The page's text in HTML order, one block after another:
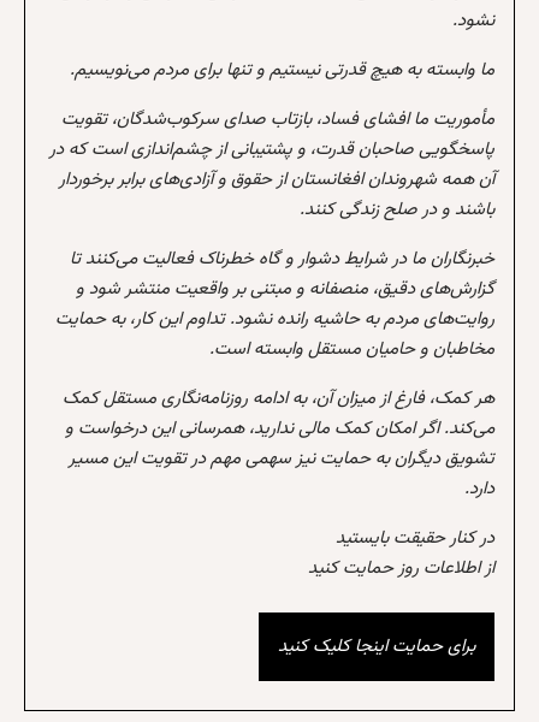
نشود.
ما وابسته به هیچ قدرتی نیستیم و تنها برای مردم می‌نویسیم.
مأموریت ما افشای فساد، بازتاب صدای سرکوب‌شدگان، تقویت
پاسخگویی صاحبان قدرت، و پشتیبانی از چشم‌اندازی است که در
آن همه شهروندان افغانستان از حقوق و آزادی‌های برابر برخوردار
باشند و در صلح زندگی کنند.
خبرنگاران ما در شرایط دشوار و گاه خطرناک فعالیت می‌کنند تا
گزارش‌های دقیق، منصفانه و مبتنی بر واقعیت منتشر شود و
روایت‌های مردم به حاشیه رانده نشود. تداوم این کار، به حمایت
مخاطبان و حامیان مستقل وابسته است.
هر کمک، فارغ از میزان آن، به ادامه روزنامه‌نگاری مستقل کمک
می‌کند. اگر امکان کمک مالی ندارید، همرسانی این درخواست و
تشویق دیگران به حمایت نیز سهمی مهم در تقویت این مسیر
دارد.
در کنار حقیقت بایستید
از اطلاعات روز حمایت کنید
برای حمایت اینجا کلیک کنید